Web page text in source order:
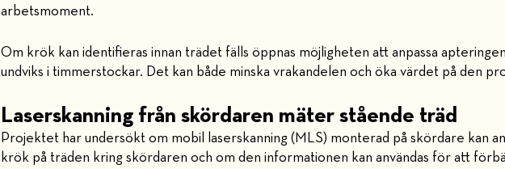
arbetsmoment.
Om krök kan identifieras innan trädet fälls öppnas möjligheten att anpassa
undviks i timmerstockar. Det kan både minska vrakandelen och öka värdet på den
Laserskanning från skördaren mäter stående träd
Projektet har undersökt om mobil laserskanning (MLS) monterad på skördare kan
krök på träden kring skördaren och om den informationen kan användas för att